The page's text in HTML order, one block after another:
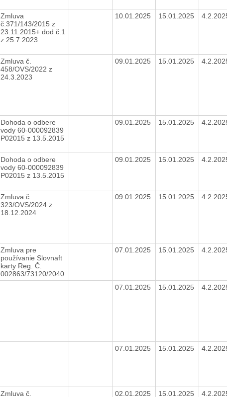
Zmluva
č.371/143/2015 z
23.11.2015+ dod č.1
z 25.7.2023
10.01.2025 15.01.2025
Zmluva č.
458/OVS/2022 z
24.3.2023
09.01.2025 15.01.2025
Dohoda o odbere
vody 60-000092839
P02015 z 13.5.2015
09.01.2025 15.01.2025
Dohoda o odbere
vody 60-000092839
P02015 z 13.5.2015
09.01.2025 15.01.2025
Zmluva č.
323/OVS/2024 z
18.12.2024
09.01.2025 15.01.2025
Zmluva pre
používanie Slovnaft
karty Reg. Č.
002863/73120/2040
07.01.2025 15.01.2025
07.01.2025 15.01.2025
07.01.2025 15.01.2025
Zmluva č.
02.01.2025 15.01.2025